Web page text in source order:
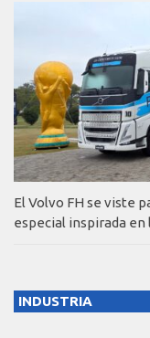
El Volvo FH se viste
especial inspirada
INDUSTRIA